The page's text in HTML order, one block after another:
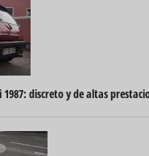
discreto y de altas